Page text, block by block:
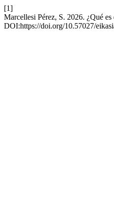
[1]
Marcellesi Pérez, S. 2026. ¿Qué
DOI:https://doi.org/10.57027/